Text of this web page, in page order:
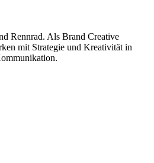
Rennrad. Als Brand Creative
mit Strategie und Kreativität in